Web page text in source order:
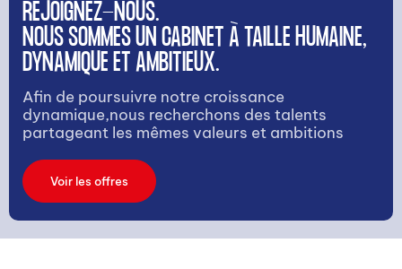
REJOIGNEZ-NOUS.
NOUS SOMMES UN CABINET À TAILLE HUMAINE,
DYNAMIQUE ET AMBITIEUX.
Afin de poursuivre notre croissance
dynamique,nous recherchons des talents
partageant les mêmes valeurs et ambitions
Voir les offres